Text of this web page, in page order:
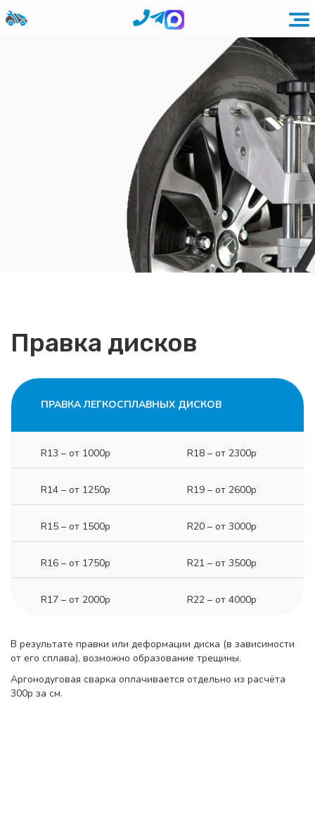
Правка дисков
ПРАВКА ЛЕГКОСПЛАВНЫХ ДИСКОВ
R13 – от 1000р R18 – от 2300р
R14 – от 1250р R19 – от 2600р
R15 – от 1500р R20 – от 3000р
R16 – от 1750р R21 – от 3500р
R17 – от 2000р R22 – от 4000р
В результате правки или деформации диска (в зависимости
от его сплава), возможно образование трещины.
Аргонодуговая сварка оплачивается отдельно из расчёта
300р за см.